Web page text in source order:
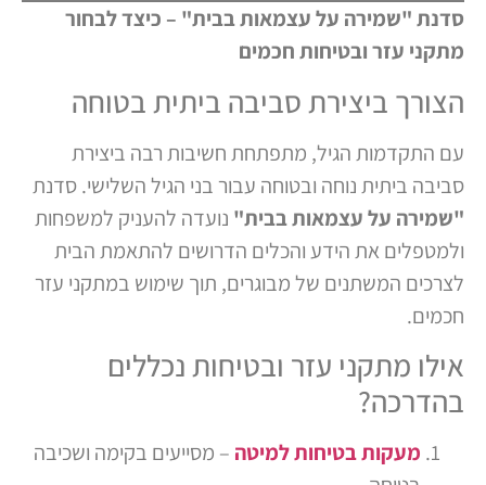
סדנת "שמירה על עצמאות בבית" – כיצד לבחור
מתקני עזר ובטיחות חכמים
הצורך ביצירת סביבה ביתית בטוחה
עם התקדמות הגיל, מתפתחת חשיבות רבה ביצירת
סביבה ביתית נוחה ובטוחה עבור בני הגיל השלישי. סדנת
"שמירה על עצמאות בבית"נועדה להעניק למשפחות
ולמטפלים את הידע והכלים הדרושים להתאמת הבית
לצרכים המשתנים של מבוגרים, תוך שימוש במתקני עזר
חכמים.
אילו מתקני עזר ובטיחות נכללים
בהדרכה?
מעקות בטיחות למיטה– מסייעים בקימה ושכיבה